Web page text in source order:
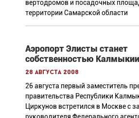
вертодромов и посадочных
территории Самарской области
Аэропорт Элисты станет
собственностью Калмыкии
28 августа 2008
26 августа первый заместитель
правительства Республики
Циркунов встретился в Москве с